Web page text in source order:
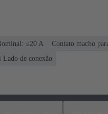
≤20 A
Contato macho
Lado de conexão